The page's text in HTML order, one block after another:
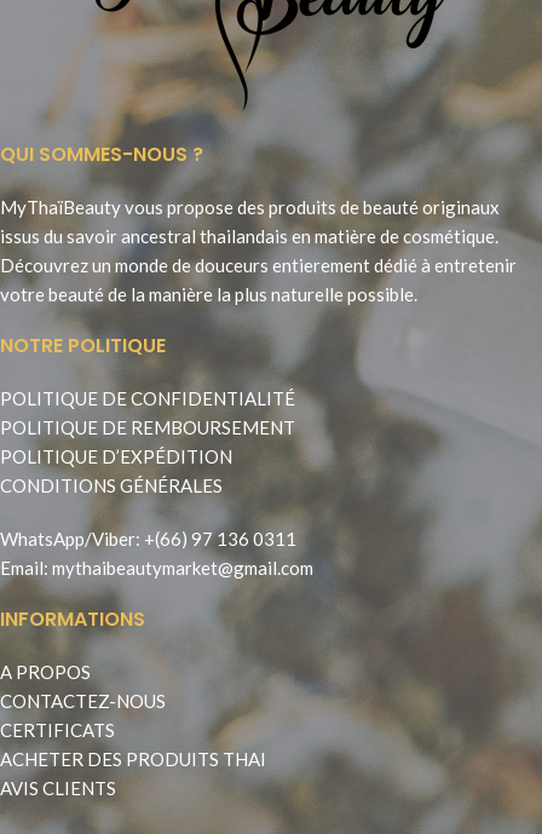
QUI SOMMES-NOUS ?
MyThaïBeauty vous propose des produits de beauté originaux
issus du savoir ancestral thailandais en matière de cosmétique.
Découvrez un monde de douceurs entierement dédié à entretenir
votre beauté de la manière la plus naturelle possible.
NOTRE POLITIQUE
POLITIQUE DE CONFIDENTIALITÉ
POLITIQUE DE REMBOURSEMENT
POLITIQUE D’EXPÉDITION
CONDITIONS GÉNÉRALES
WhatsApp/Viber: +(66) 97 136 0311
Email: mythaibeautymarket@gmail.com
INFORMATIONS
A PROPOS
CONTACTEZ-NOUS
CERTIFICATS
ACHETER DES PRODUITS THAI
AVIS CLIENTS